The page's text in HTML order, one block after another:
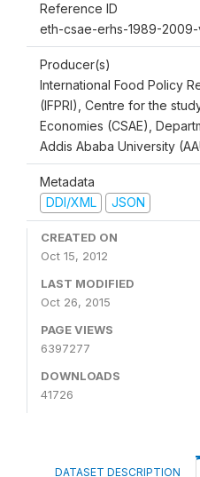
Reference ID
eth-csae-erhs-1989-2009-
Producer(s)
International Food Policy
(IFPRI), Centre for the
Economies (CSAE),
Addis Ababa University
Metadata
DDI/XML
JSON
CREATED ON
Oct 15, 2012
LAST MODIFIED
Oct 26, 2015
PAGE VIEWS
6397277
DOWNLOADS
41726
DATASET DESCRIPTION